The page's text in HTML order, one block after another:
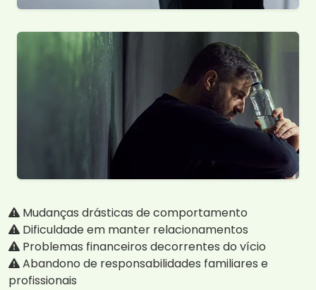
Mudanças drásticas de comportamento
Dificuldade em manter relacionamentos
Problemas financeiros decorrentes do vício
Abandono de responsabilidades familiares e
profissionais